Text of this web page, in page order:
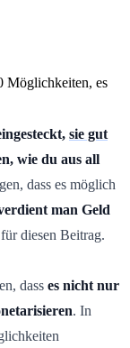
sie gut
wie du aus all
dass es möglich
man Geld
diesen Beitrag.
dass es nicht nur
. In